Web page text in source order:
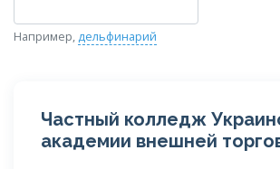
Например, дельфинарий
Частный колледж
академии внешней